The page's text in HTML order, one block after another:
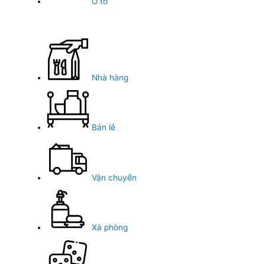
Nhà hàng
Bán lẻ
Vận chuyển
Xà phòng